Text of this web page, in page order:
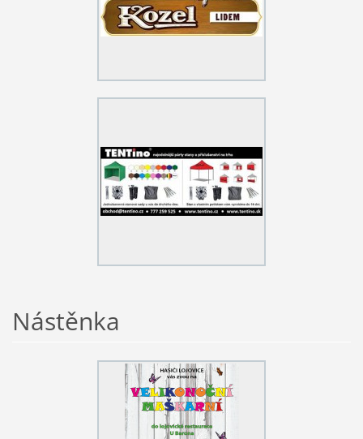
Nástěnka